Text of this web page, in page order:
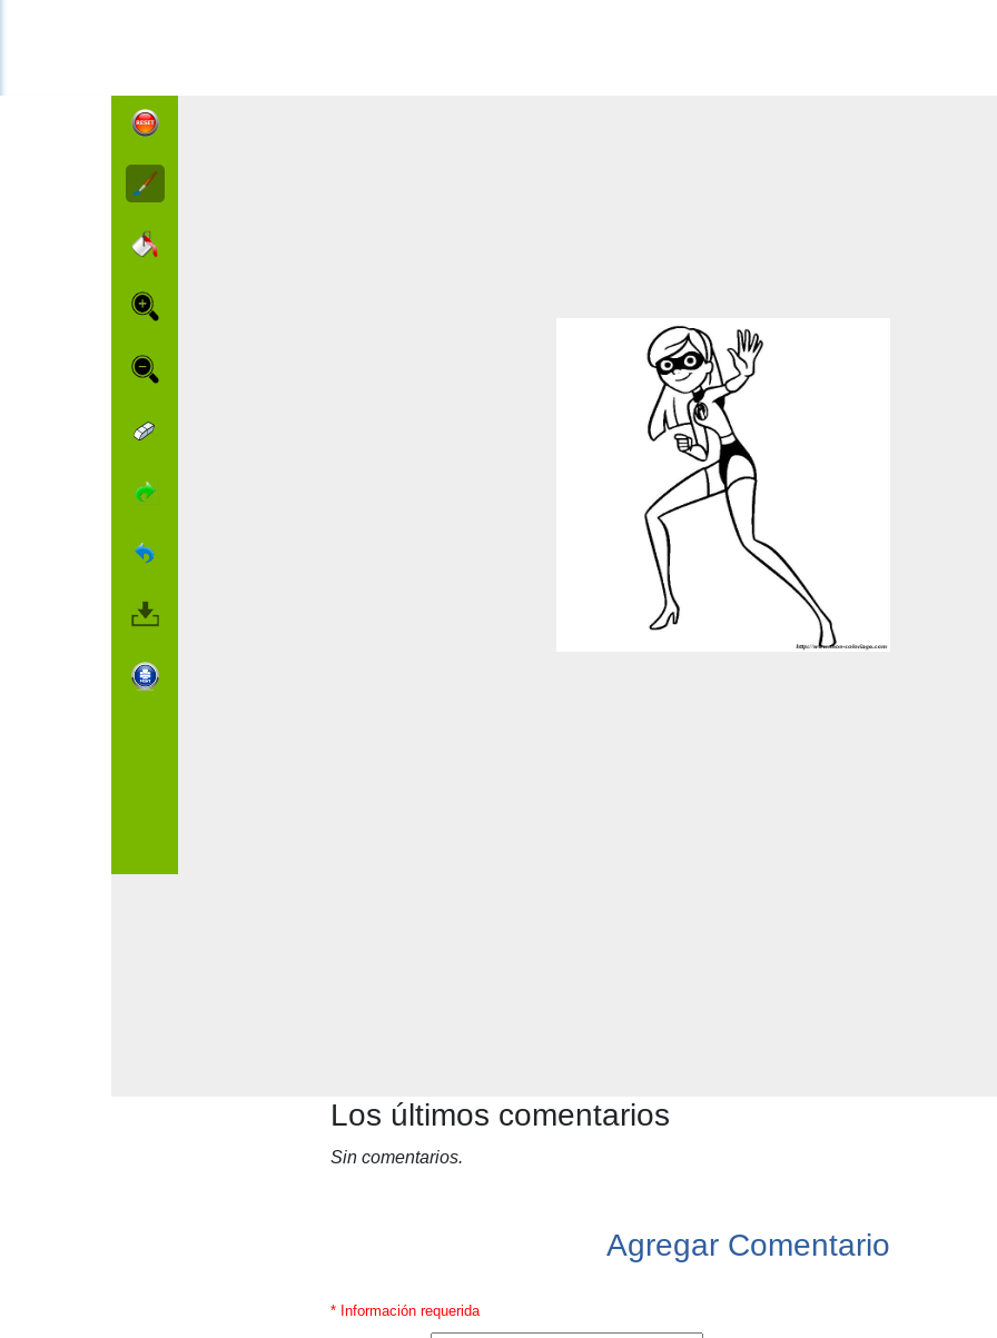
Los últimos comentarios
Sin comentarios.
Agregar Comentario
* Información requerida